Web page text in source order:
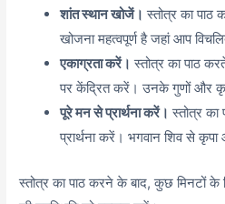
शांत स्थान खोजें। स्तोत्र का पाठ
खोजना महत्वपूर्ण है जहां आप
एकाग्रता करें। स्तोत्र का पाठ
पर केंद्रित करें। उनके गुणों और
पूरे मन से प्रार्थना करें। स्तोत्र
प्रार्थना करें। भगवान शिव से
स्तोत्र का पाठ करने के बाद, कुछ मिनटों के